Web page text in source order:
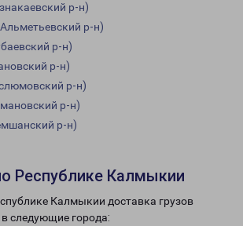
р-н)
р-н)
р-н)
р-н)
р-н)
р-н)
р-н)
Республике Калмыкии
Калмыкии доставка грузов
следующие города: